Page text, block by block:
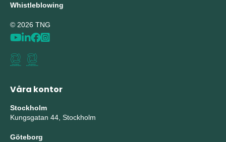
Whistleblowing
© 2026 TNG
Våra kontor
Stockholm
Kungsgatan 44, Stockholm
Göteborg